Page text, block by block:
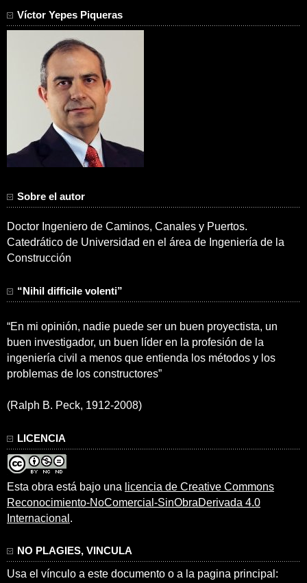
Víctor Yepes Piqueras
Sobre el autor
Doctor Ingeniero de Caminos, Canales y Puertos.
Catedrático de Universidad en el área de Ingeniería de la
Construcción
“Nihil difficile volenti”
“En mi opinión, nadie puede ser un buen proyectista, un
buen investigador, un buen líder en la profesión de la
ingeniería civil a menos que entienda los métodos y los
problemas de los constructores”
(Ralph B. Peck, 1912-2008)
LICENCIA
Esta obra está bajo una licencia de Creative Commons
Reconocimiento-NoComercial-SinObraDerivada 4.0
Internacional .
NO PLAGIES, VINCULA
Usa el vínculo a este documento o a la pagina principal: